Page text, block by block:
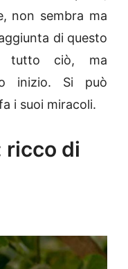
non sembra ma
di questo
tutto ciò, ma
inizio. Si può
i suoi miracoli.
ricco di